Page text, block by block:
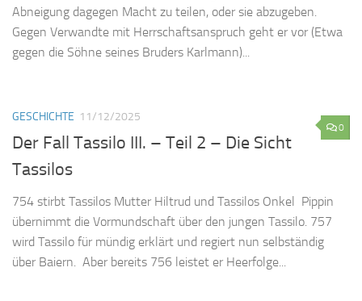
Abneigung dagegen Macht zu teilen, oder sie abzugeben.
Gegen Verwandte mit Herrschaftsanspruch geht er vor (Etwa
gegen die Söhne seines Bruders Karlmann)...
0
GESCHICHTE 11/12/2025
Der Fall Tassilo III. – Teil 2 – Die Sicht
Tassilos
754 stirbt Tassilos Mutter Hiltrud und Tassilos Onkel Pippin
übernimmt die Vormundschaft über den jungen Tassilo. 757
wird Tassilo für mündig erklärt und regiert nun selbständig
über Baiern. Aber bereits 756 leistet er Heerfolge...